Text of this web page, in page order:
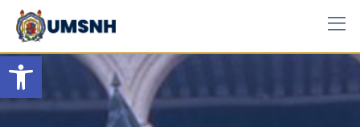
Open toolbar
Skip
content